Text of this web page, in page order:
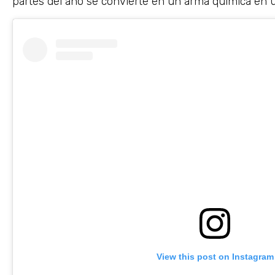
View this post on Instagram